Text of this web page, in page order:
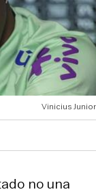
Vinicius Junior
no una